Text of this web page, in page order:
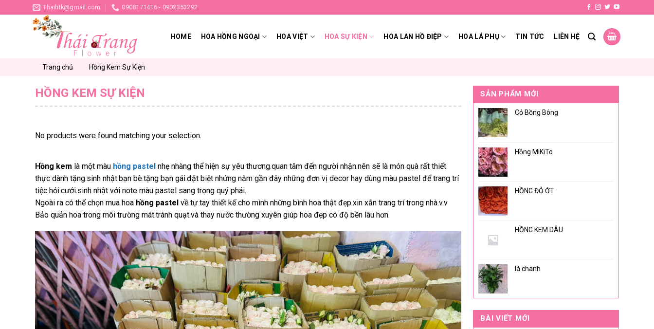
Thaihtk@gmail.com 0908171416 - 0902353292
HOME HOA HỒNG NGOẠI HOA VIỆT HOA SỰ KIỆN HOA LAN HỒ ĐIỆP HOA LÁ PHỤ TIN TỨC LIÊN HỆ
Trang chủ Hồng Kem Sự Kiện
HỒNG KEM SỰ KIỆN
Hồng kem là một màu hồng pastel nhẹ nhàng thể hiện sự yêu thương.quan tâm đến người nhận.nên sẽ là món quà rất thiết
thực dành tặng.sinh nhật.bạn bè.tặng bạn gái.đặt biệt nhứng năm gần đây những đơn vị decor hay dùng màu pastel để trang trí
tiệc hỏi.cưới.sinh nhật với note màu pastel sang trọng quý phái.
Ngoài ra có thể chọn mua hoa hồng pastel về tự tay thiết kế cho mình những bình hoa thật đẹp.xin xắn trang trí trong nhà.v.v
Bảo quản hoa trong môi trường mát.tránh quạt.và thay nước thường xuyên giúp hoa đẹp có độ bền lâu hơn.
No products were found matching your selection.
SẢN PHẨM MỚI
Cỏ Bồng Bông
Hồng MiKiTo
HỒNG ĐỎ ỚT
HỒNG KEM DÂU
lá chanh
BÀI VIẾT MỚI